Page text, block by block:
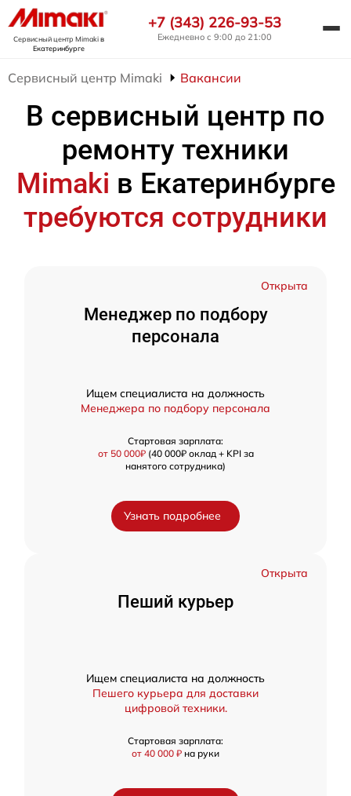
Сервисный центр Mimakiв
Екатеринбурге
+7 (343) 226-93-53
Ежедневно с 9:00 до 21:00
Сервисный центр Mimaki Вакансии
В сервисный центр по
ремонту техники
Mimaki в Екатеринбурге
требуются сотрудники
Открыта
Менеджер по подбору
персонала
Ищем специалиста на должность
Менеджера по подбору персонала
Стартовая зарплата:
от 50 000₽(40 000₽ оклад + KPI за
нанятого сотрудника)
Узнать подробнее
Открыта
Пеший курьер
Ищем специалиста на должность
Пешего курьера для доставки
цифровой техники.
Стартовая зарплата:
от 40 000 ₽ на руки